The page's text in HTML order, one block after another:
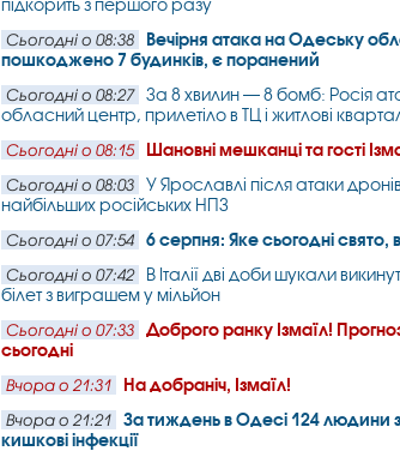
підкорить з першого разу
Сьогодні о 08:38
Вечірня атака на Одеську
пошкоджено 7 будинків, є поранений
Сьогодні о 08:27
За 8 хвилин — 8 бомб: Росія
обласний центр, прилетіло в ТЦ і житлові
Сьогодні о 08:15 Шановні мешканці та гості
Сьогодні о 08:03
У Ярославлі після атаки
найбільших російських НПЗ
Сьогодні о 07:54 6 серпня: Яке сьогодні
Сьогодні о 07:42
В Італії дві доби шукали
білет з виграшем у мільйон
Сьогодні о 07:33
Доброго ранку Ізмаїл!
сьогодні
Вчора о 21:31 На добраніч, Ізмаїл!
Вчора о 21:21
За тиждень в Одесі 124 людини
кишкові інфекції